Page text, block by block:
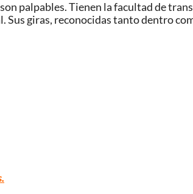
palpables. Tienen la facultad de
giras, reconocidas tanto dentro